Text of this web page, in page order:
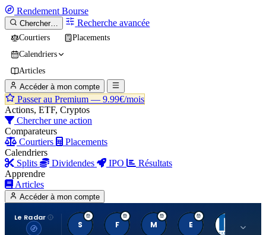
Rendement Bourse
Chercher… Recherche avancée
Courtiers
Placements
Calendriers
Articles
Accéder à mon compte
Passer au Premium — 9.99€/mois
Actions, ETF, Cryptos
Chercher une action
Comparateurs
Courtiers
Placements
Calendriers
Splits
Dividendes IPO
Résultats
Apprendre
Articles
Accéder à mon compte
Le Radar
S F M E